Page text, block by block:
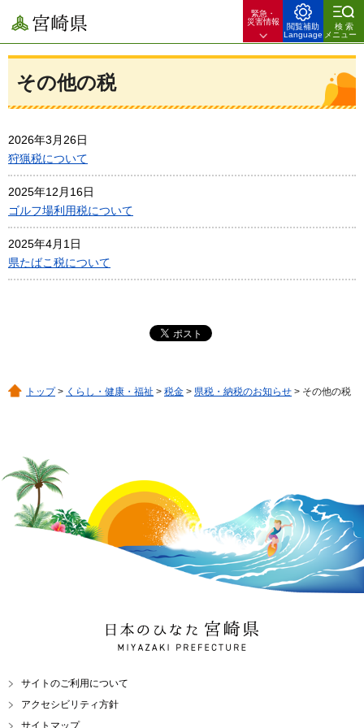
宮崎県
緊急・
災害情報
閲覧補助
Language
検索
メニュー
その他の税
2026年3月26日
狩猟税について
2025年12月16日
ゴルフ場利用税について
2025年4月1日
県たばこ税について
トップ> くらし・健康・福祉 > 税金 > 県税・納税のお知らせ > その他の税
日本のひなた 宮崎県
MIYAZAKI PREFECTURE
サイトのご利用について
アクセシビリティ方針
サイトマップ